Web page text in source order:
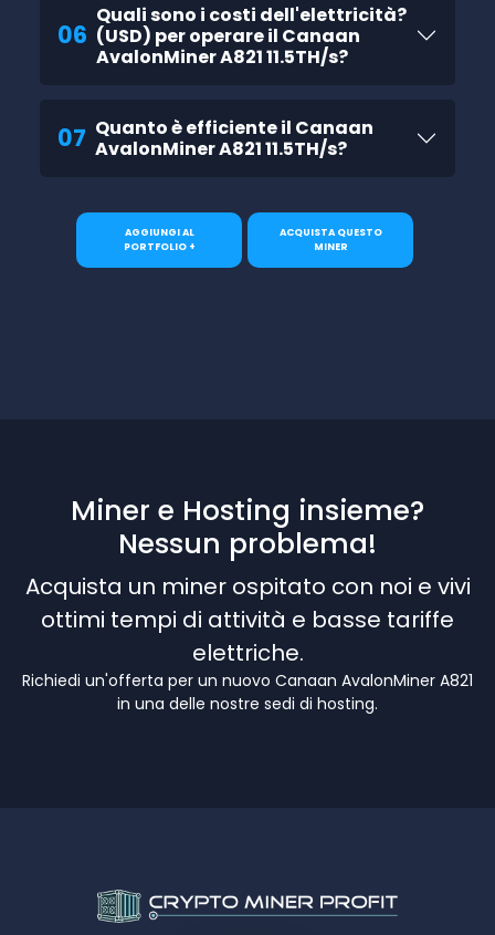
06
Quali sono i costi dell'elettricità?
(USD) per operare il Canaan
AvalonMiner A821 11.5TH/s?
07 Quanto è efficiente il Canaan
AvalonMiner A821 11.5TH/s?
AGGIUNGI AL
PORTFOLIO +
ACQUISTA QUESTO
MINER
Miner e Hosting insieme?
Nessun problema!
Acquista un miner ospitato con noi e vivi
ottimi tempi di attività e basse tariffe
elettriche.
Richiedi un'offerta per un nuovo Canaan AvalonMiner A821
in una delle nostre sedi di hosting.